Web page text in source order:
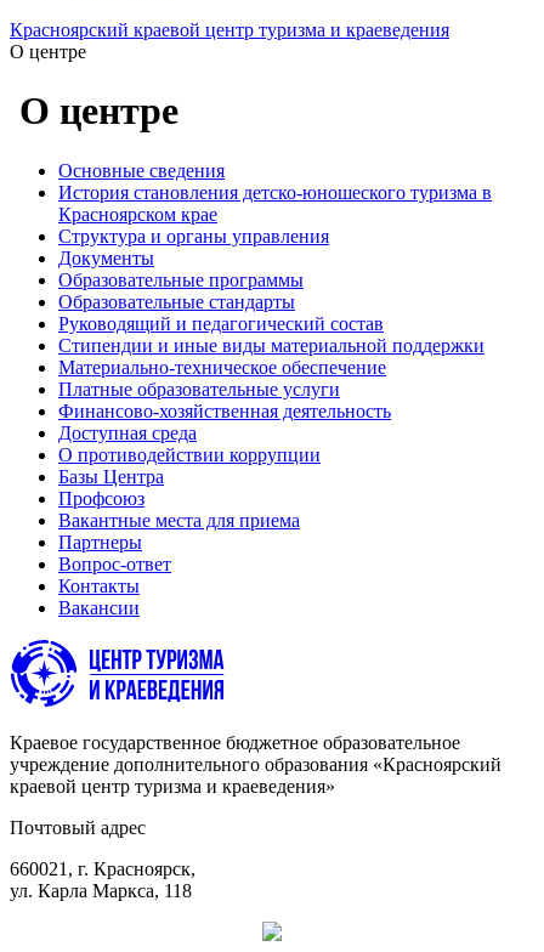
Красноярский краевой центр туризма и краеведения
О центре
О центре
Основные сведения
История становления детско-юношеского туризма в
Красноярском крае
Структура и органы управления
Документы
Образовательные программы
Образовательные стандарты
Руководящий и педагогический состав
Стипендии и иные виды материальной поддержки
Материально-техническое обеспечение
Платные образовательные услуги
Финансово-хозяйственная деятельность
Доступная среда
О противодействии коррупции
Базы Центра
Профсоюз
Вакантные места для приема
Партнеры
Вопрос-ответ
Контакты
Вакансии
Краевое государственное бюджетное образовательное
учреждение дополнительного образования «Красноярский
краевой центр туризма и краеведения»
Почтовый адрес
660021, г. Красноярск,
ул. Карла Маркса, 118